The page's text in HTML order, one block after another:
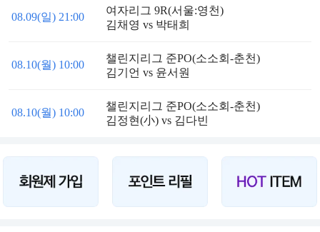
08.09(일) 21:00
여자리그 9R(서울:영천)
김채영 vs 박태희
08.10(월) 10:00
챌린지리그 준PO(소소회-춘천)
김기언 vs 윤서원
08.10(월) 10:00
챌린지리그 준PO(소소회-춘천)
김정현(小) vs 김다빈